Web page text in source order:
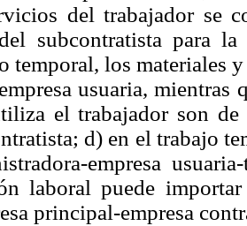
del trabajador se
subcontratista para
temporal, los materiales
usuaria, mientras
el trabajador son
d) en el trabajo
empresa
laboral puede
principal-empresa